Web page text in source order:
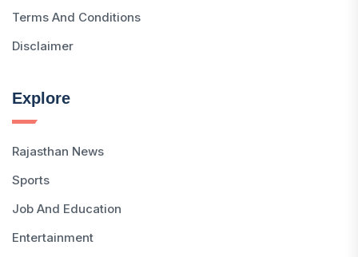
Terms And Conditions
Disclaimer
Explore
Rajasthan News
Sports
Job And Education
Entertainment